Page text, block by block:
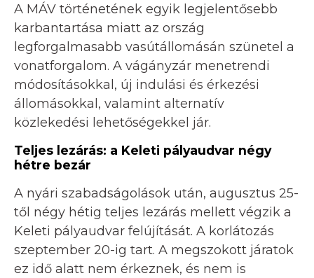
A MÁV történetének egyik legjelentősebb
karbantartása miatt az ország
legforgalmasabb vasútállomásán szünetel a
vonatforgalom. A vágányzár menetrendi
módosításokkal, új indulási és érkezési
állomásokkal, valamint alternatív
közlekedési lehetőségekkel jár.
Teljes lezárás: a Keleti pályaudvar négy
hétre bezár
A nyári szabadságolások után, augusztus 25-
től négy hétig teljes lezárás mellett végzik a
Keleti pályaudvar felújítását. A korlátozás
szeptember 20-ig tart. A megszokott járatok
ez idő alatt nem érkeznek, és nem is